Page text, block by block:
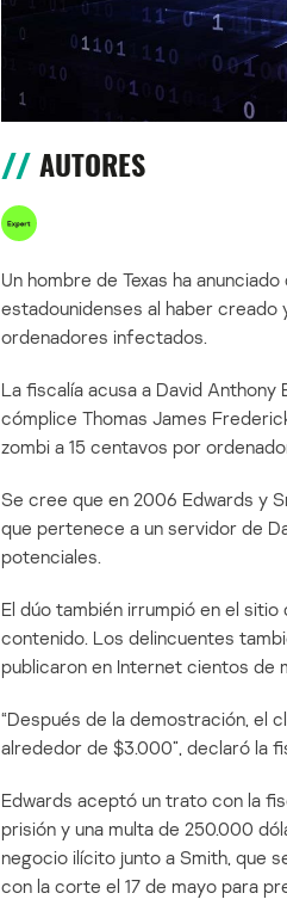
AUTORES
Un hombre de Texas ha
estadounidenses al haber creado
ordenadores infectados.
La fiscalía acusa a David Anthony
cómplice Thomas James
zombi a 15 centavos por
Se cree que en 2006 Edwards y
que pertenece a un servidor de
potenciales.
El dúo también irrumpió en el
contenido. Los delincuentes
publicaron en Internet cientos de
“Después de la demostración, el
alrededor de $3.000”, declaró la
Edwards aceptó un trato con la
prisión y una multa de 250.000
negocio ilícito junto a Smith, que
con la corte el 17 de mayo para